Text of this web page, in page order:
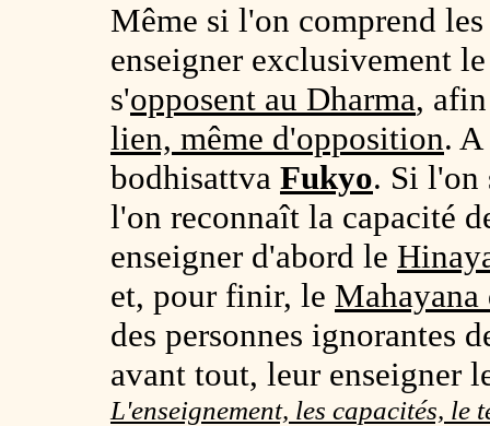
Même si l'on comprend
enseigner exclusivement
s'opposent au Dharma,
lien, même d'opposition.
bodhisattva Fukyo. Si l'on
l'on reconnaît la capacité
enseigner d'abord le
et, pour finir, le
des personnes ignorantes
avant tout, leur enseigner
L'enseignement, les capacités, le